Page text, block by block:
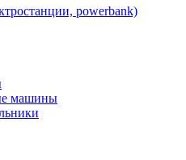
powerbank)
машины